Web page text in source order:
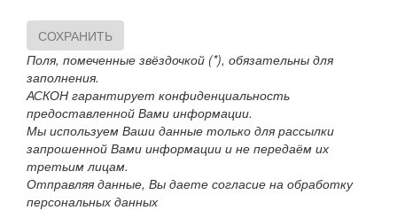
СОХРАНИТЬ
Поля, помеченные звёздочкой (*), обязательны для
заполнения.
АСКОН гарантирует конфиденциальность
предоставленной Вами информации.
Мы используем Ваши данные только для рассылки
запрошенной Вами информации и не передаём их
третьим лицам.
Отправляя данные, Вы даете согласие на обработку
персональных данных